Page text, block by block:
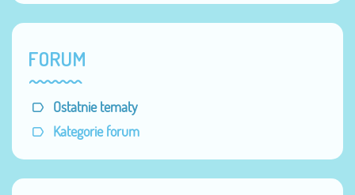
FORUM
Ostatnie tematy
Kategorie forum